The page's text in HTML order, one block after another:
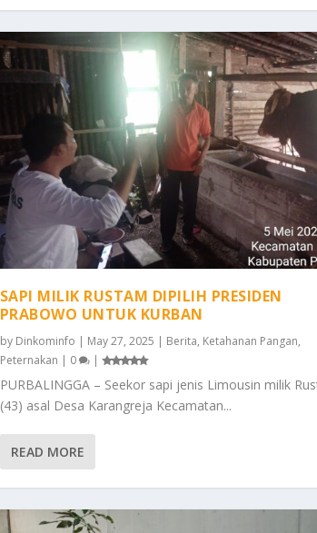
SAPI MILIK RUSTAM DIPILIH PRESIDEN
PRABOWO UNTUK KURBAN
by Dinkominfo | May 27, 2025 | Berita, Ketahanan Pangan,
Peternakan | 0 |
PURBALINGGA – Seekor sapi jenis Limousin milik
(43) asal Desa Karangreja Kecamatan...
READ MORE